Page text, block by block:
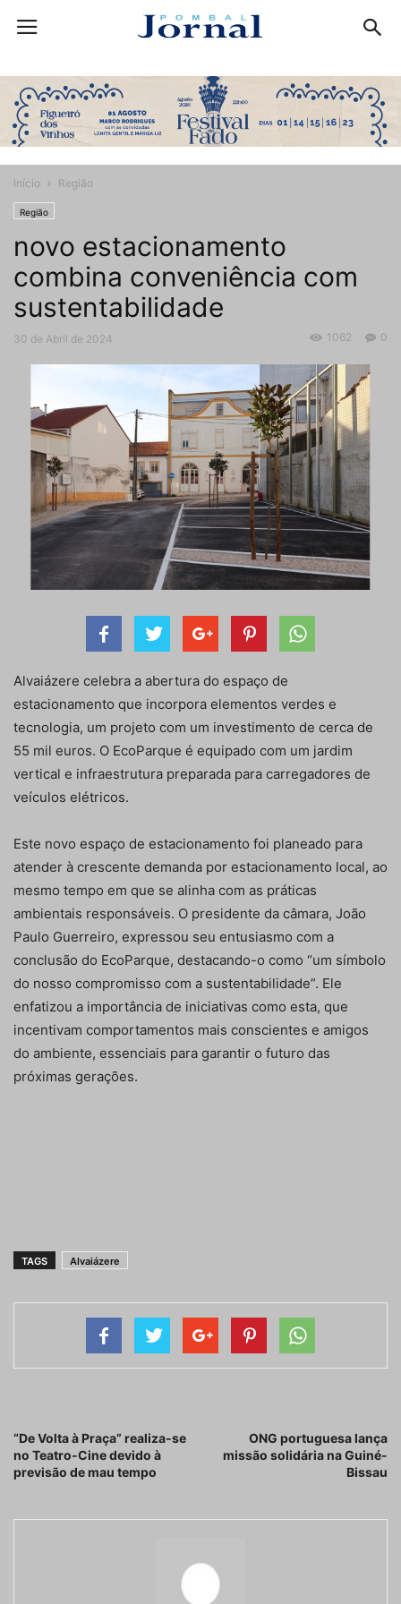
Início Região
Região
novo estacionamento
combina conveniência com
sustentabilidade
30 de Abril de 2024 0
1062
Alvaiázere celebra a abertura do espaço de
estacionamento que incorpora elementos verdes e
tecnologia, um projeto com um investimento de cerca de
55 mil euros. O EcoParque é equipado com um jardim
vertical e infraestrutura preparada para carregadores de
veículos elétricos.
Este novo espaço de estacionamento foi planeado para
atender à crescente demanda por estacionamento local, ao
mesmo tempo em que se alinha com as práticas
ambientais responsáveis. O presidente da câmara, João
Paulo Guerreiro, expressou seu entusiasmo com a
conclusão do EcoParque, destacando-o como “um símbolo
do nosso compromisso com a sustentabilidade”. Ele
enfatizou a importância de iniciativas como esta, que
incentivam comportamentos mais conscientes e amigos
do ambiente, essenciais para garantir o futuro das
próximas gerações.
TAGS Alvaiázere
“De Volta à Praça” realiza-se
no Teatro-Cine devido à
previsão de mau tempo
ONG portuguesa lança
missão solidária na Guiné-
Bissau